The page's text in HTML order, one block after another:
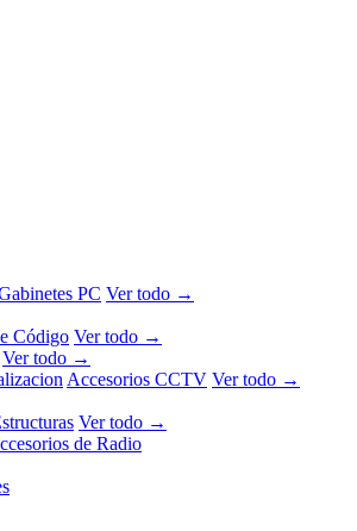
PC Ver todo →
Código Ver todo →
Ver todo →
Accesorios CCTV Ver todo →
Ver todo →
de Radio